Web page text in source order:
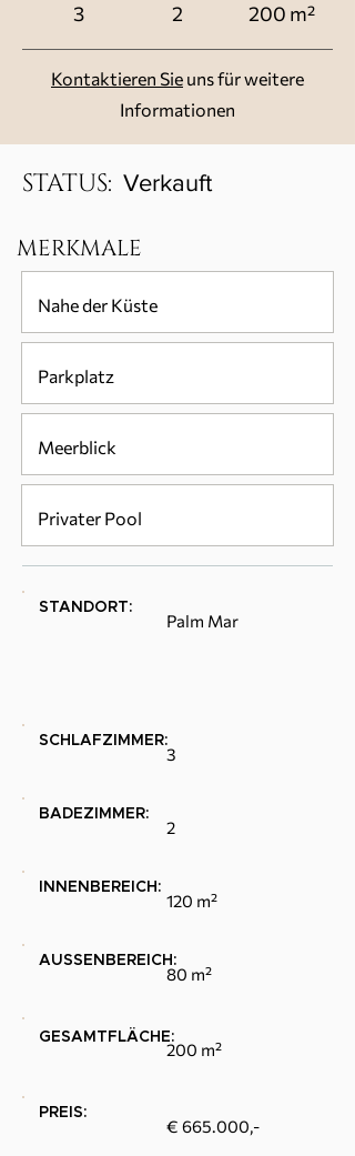
3 2 200 m²
Kontaktieren Sie uns für weitere
Informationen
STATUS: Verkauft
MERKMALE
Nahe der Küste
Parkplatz
Meerblick
Privater Pool
STANDORT:
Palm Mar
SCHLAFZIMMER:
3
BADEZIMMER:
2
INNENBEREICH:
120 m²
AUSSENBEREICH:
80 m²
GESAMTFLÄCHE:
200 m²
PREIS:
€ 665.000,-